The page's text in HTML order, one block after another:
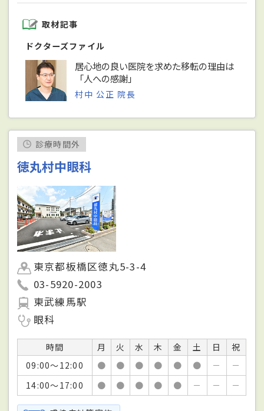
取材記事
ドクターズファイル
居心地の良い医院を求めた移転の理由は
「人への感謝」
村中 公正 院長
診療時間外
徳丸村中眼科
東京都板橋区徳丸5-3-4
03-5920-2003
東武練馬駅
眼科
時間 月 火 水 木 金 土 日
祝
09:00～12:00
● ● ● ● ● ● －
－
14:00～17:00
● ● ● ● ● － － －